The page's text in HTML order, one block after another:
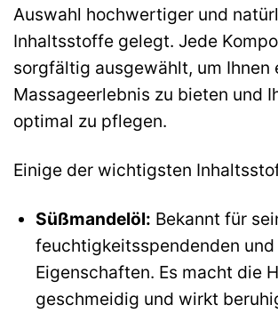
Auswahl hochwertiger und
Inhaltsstoffe gelegt. Jede
sorgfältig ausgewählt, um Ihnen
Massageerlebnis zu bieten und
optimal zu pflegen.
Einige der wichtigsten
Süßmandelöl: Bekannt für
feuchtigkeitsspendenden
Eigenschaften. Es macht die
geschmeidig und wirkt